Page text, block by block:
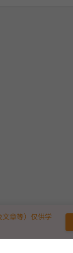
章等）仅供学